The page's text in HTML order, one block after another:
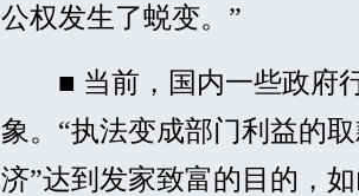
公权发生了蜕变。”
■ 当前，国内一些政府行
象。“执法变成部门利益的
济”达到发家致富的目的，